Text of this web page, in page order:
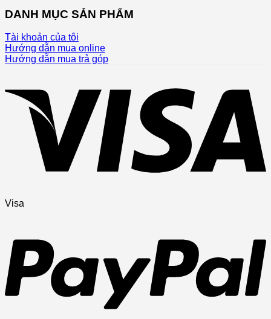
DANH MỤC SẢN PHẨM
Tài khoản của tôi
Hướng dẫn mua online
Hướng dẫn mua trả góp
Visa